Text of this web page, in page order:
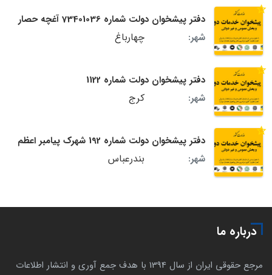
دفتر پیشخوان دولت شماره 73401036 آغچه حصار
شهر:
چهارباغ
دفتر پیشخوان دولت شماره 1122
شهر:
کرج
دفتر پیشخوان دولت شماره 192 شهرک پیامبر اعظم
شهر:
بندرعباس
درباره ما
مرجع حقوقی ایران از سال 1394 با هدف جمع آوری و انتشار اطلاعات